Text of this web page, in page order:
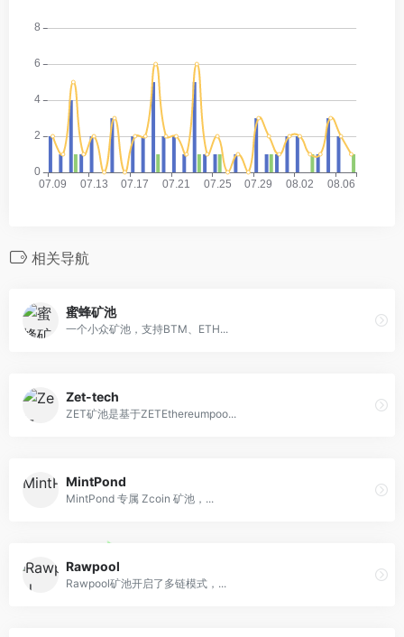
相关导航
蜜蜂矿池
一个小众矿池，支持BTM、ETH...
Zet-tech
ZET矿池是基于ZETEthereumpoo...
MintPond
MintPond 专属 Zcoin 矿池，...
Rawpool
Rawpool矿池开启了多链模式，...